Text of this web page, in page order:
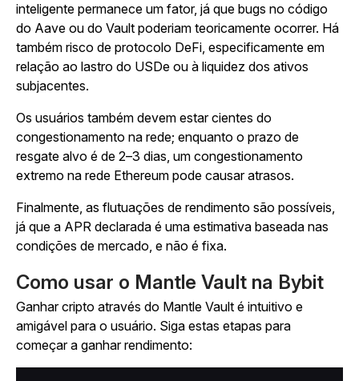
inteligente permanece um fator, já que bugs no código
do Aave ou do Vault poderiam teoricamente ocorrer. Há
também risco de protocolo DeFi, especificamente em
relação ao lastro do USDe ou à liquidez dos ativos
subjacentes.
Os usuários também devem estar cientes do
congestionamento na rede; enquanto o prazo de
resgate alvo é de 2–3 dias, um congestionamento
extremo na rede Ethereum pode causar atrasos.
Finalmente, as flutuações de rendimento são possíveis,
já que a APR declarada é uma estimativa baseada nas
condições de mercado, e não é fixa.
Como usar o Mantle Vault na Bybit
Ganhar cripto através do Mantle Vault é intuitivo e
amigável para o usuário. Siga estas etapas para
começar a ganhar rendimento: